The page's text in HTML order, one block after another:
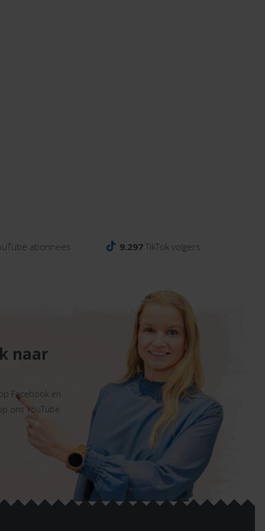
abonnees 9.297TikTok volgers
naar
Facebook en
ons YouTube